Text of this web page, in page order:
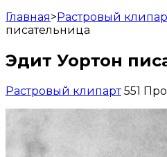
Главная>Растровый
писательница
Эдит Уортон
Растровый клипарт 551